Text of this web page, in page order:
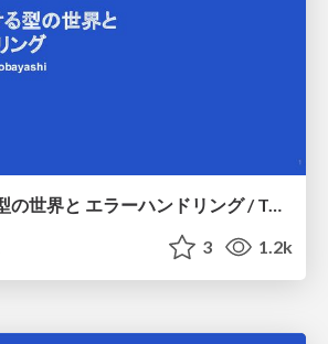
Kotlinにおける型の世界と エラーハンドリング / Type World and Error Handling in Kotlin
3 1.2k